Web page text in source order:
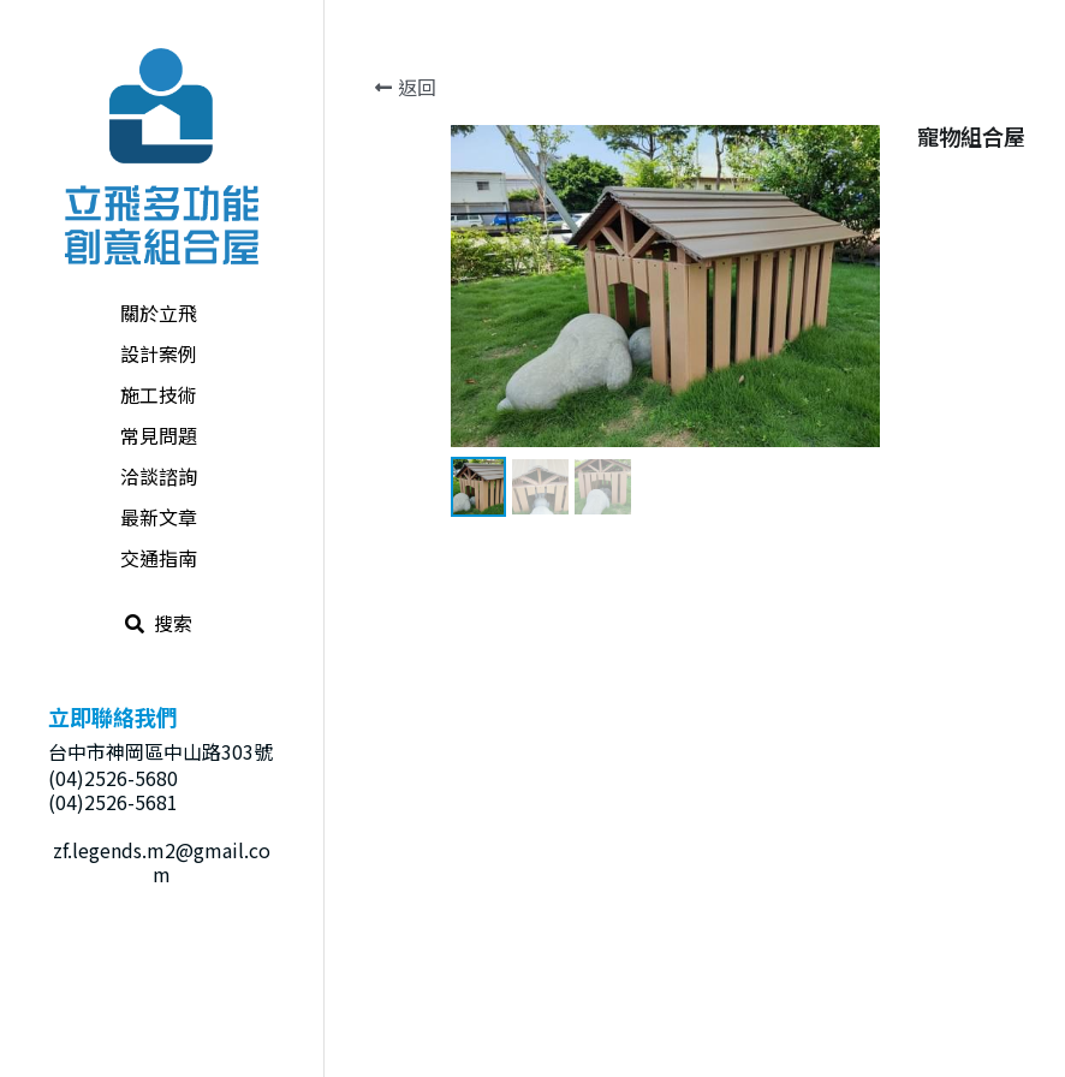
關於立飛
設計案例
施工技術
常見問題
洽談諮詢
最新文章
交通指南
搜索
立即聯絡我們
台中市神岡區中山路303號
(04)2526-5680
(04)2526-5681
zf.legends.m2@gmail.co
m
返回
寵物組合屋